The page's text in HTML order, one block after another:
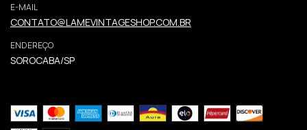
E-MAIL
CONTATO@LAMEVINTAGESHOP.COM.BR
ENDEREÇO
SOROCABA/SP